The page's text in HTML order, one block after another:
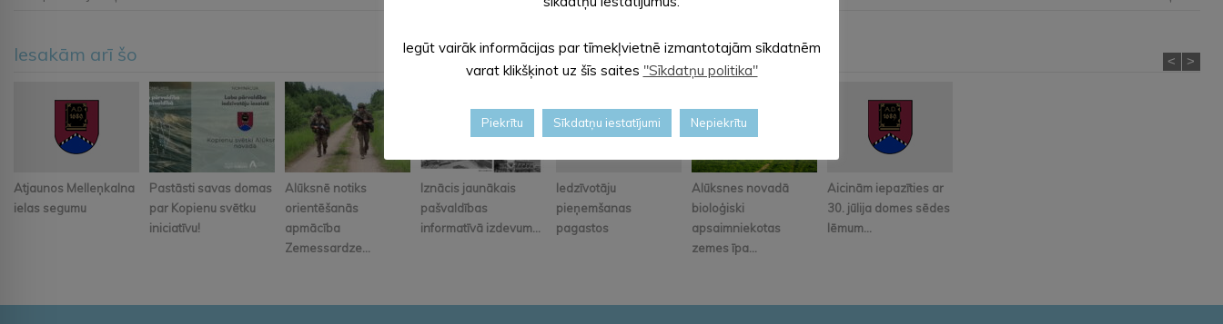
Iesakām arī šo
Atjaunos Melleņkalna
ielas segumu
Pastāsti savas domas
par Kopienu svētku
iniciatīvu!
Alūksnē notiks
orientēšanās
apmācība
Zemessardze...
Iznācis jaunākais
pašvaldības
informatīvā izdevum...
Iedzīvotāju
pieņemšanas
pagastos
Alūksnes novadā
bioloģiski
apsaimniekotas
zemes īpa...
Aicinām iepazīties ar
30. jūlija domes sēdes
lēmum...
< >
Iegūt vairāk informācijas par tīmekļvietnē izmantotajām sīkdatnēm
varat klikšķinot uz šīs saites "Sīkdatņu politika"
Piekrītu Sīkdatņu iestatījumi Nepiekrītu